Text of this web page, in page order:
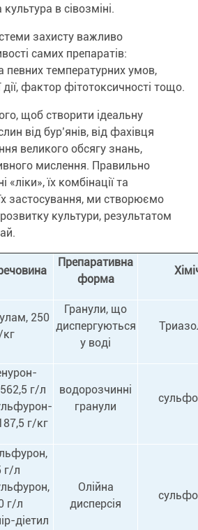
в сівозміні.
захисту важливо
самих препаратів:
певних температурних умов,
дії, фактор фітотоксичності тощо.
щоб створити ідеальну
від бур’янів, від фахівця
великого обсягу знань,
мислення. Правильно
«ліки», їх комбінації та
застосування, ми створюємо
культури, результатом
Препаративна
форма
250
кг
Гранули, що
диспергуються
у воді
г/л
г/кг
водорозчинні
гранули
г/л
г/л
діетил
Олійна
дисперсія